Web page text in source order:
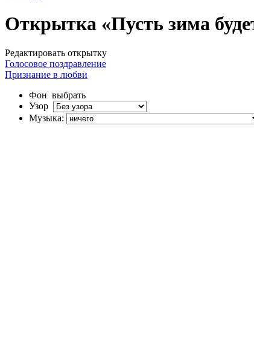
Открытка «Пусть зима
Редактировать открытку
Голосовое поздравление
Признание в любви
Фон выбрать
Узор
Музыка: